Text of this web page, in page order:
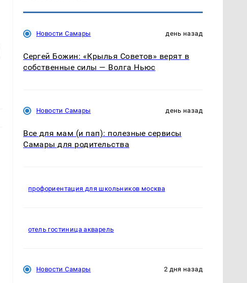
Новости Самары день назад
Сергей Божин: «Крылья Советов» верят в
собственные силы — Волга Ньюс
Новости Самары день назад
Все для мам (и пап): полезные сервисы
Самары для родительства
профориентация для школьников москва
отель гостиница акварель
Новости Самары 2 дня назад